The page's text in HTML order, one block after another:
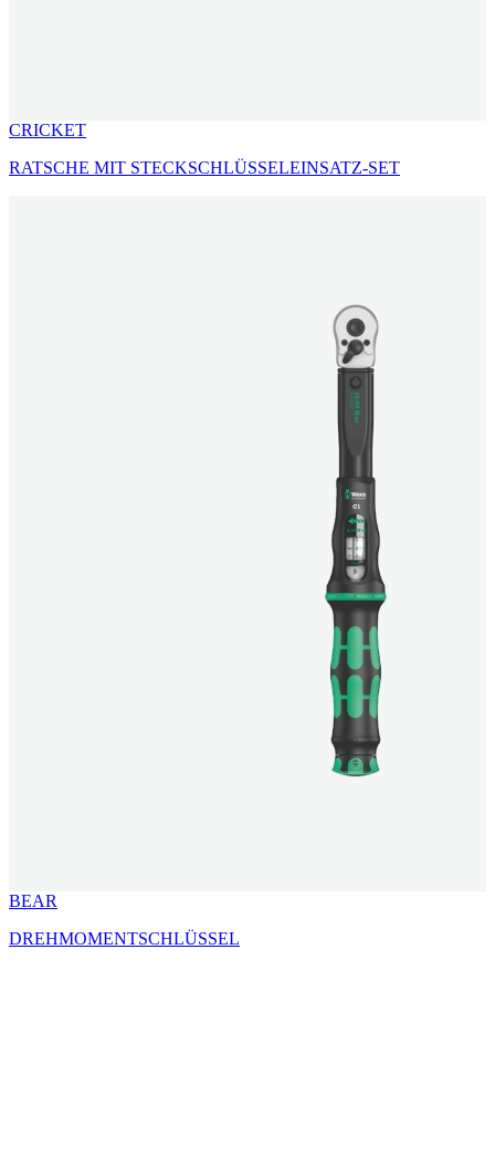
CRICKET
RATSCHE MIT STECKSCHLÜSSELEINSATZ-SET
BEAR
DREHMOMENTSCHLÜSSEL